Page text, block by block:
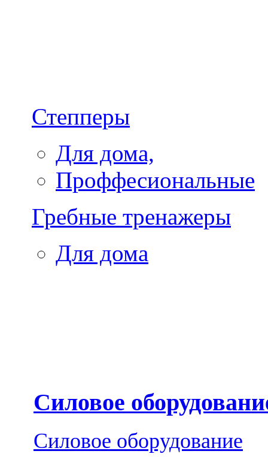
Степперы
Для дома,
Проффесиональные
Гребные тренажеры
Для дома
Силовое
Силовое оборудование